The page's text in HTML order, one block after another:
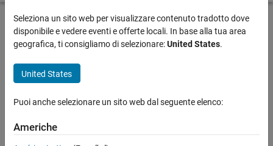
Play
Description
Automated Machine Learning
(AutoML) with MATLAB
Seleziona un sito web per visualizzare contenuto tradotto dove
disponibile e vedere eventi e offerte locali. In base alla tua area
geografica, ti consigliamo di selezionare:United States.
United States
Puoi anche selezionare un sito web dal seguente elenco:
Americhe